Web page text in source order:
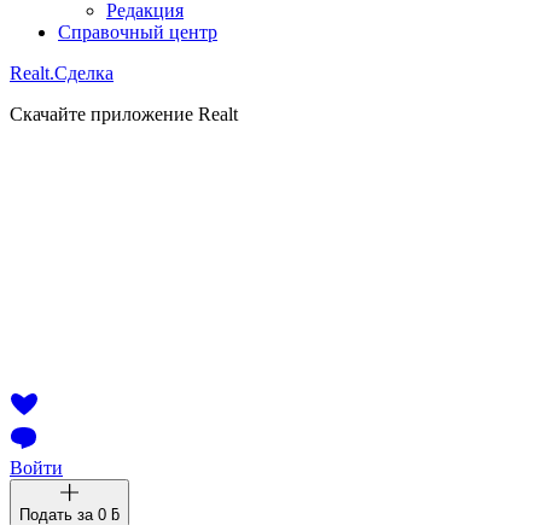
Редакция
Справочный центр
Realt.Сделка
Скачайте приложение Realt
Войти
Подать за 0 ƃ